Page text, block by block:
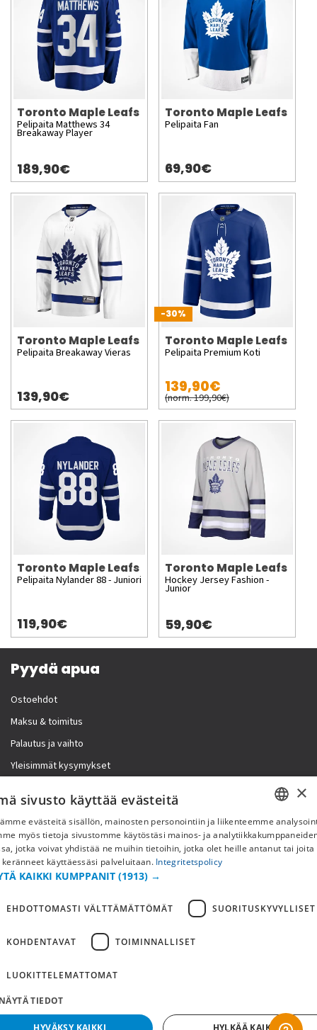
Toronto Maple Leafs
Pelipaita Matthews 34
Breakaway Player
189,90€
Toronto Maple Leafs
Pelipaita Fan
69,90€
Toronto Maple Leafs
Pelipaita Breakaway Vieras
139,90€
-30%
Toronto Maple Leafs
Pelipaita Premium Koti
139,90€
(norm. 199,90€)
Toronto Maple Leafs
Pelipaita Nylander 88 - Juniori
119,90€
Toronto Maple Leafs
Hockey Jersey Fashion -
Junior
59,90€
Pyydä apua
Ostoehdot
Maksu & toimitus
Palautus ja vaihto
Yleisimmät kysymykset
Lisää meistä
Yritystiedot
Copyright © 2019 This site is Licensed to 377 Sport AB
FI
×
sivusto käyttää evästeitä
evästeitä sisällön, mainosten personointiin ja liikenteemme
myös tietoja sivustomme käytöstäsi mainos- ja
jotka voivat yhdistää ne muihin tietoihin, jotka olet heille antanut tai joita
keränneet käyttäessäsi palveluitaan. Integritetspolicy
KAIKKI KUMPPANIT (1913) →
EHDOTTOMASTI VÄLTTÄMÄTTÖMÄT SUORITUSKYVYLLISET
KOHDENTAVAT TOIMINNALLISET
LUOKITTELEMATTOMAT
TIEDOT
HYVÄKSY KAIKKI HYLKÄÄ KAIKKI